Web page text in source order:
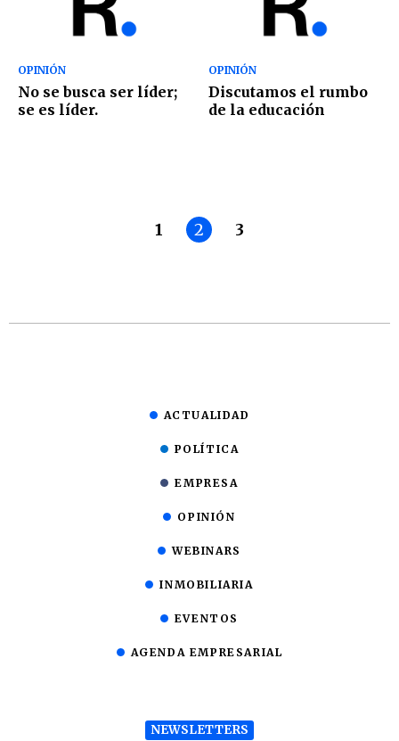
OPINIÓN
No se busca ser líder;
se es líder.
OPINIÓN
Discutamos el rumbo
de la educación
1 2 3
ACTUALIDAD
POLÍTICA
EMPRESA
OPINIÓN
WEBINARS
INMOBILIARIA
EVENTOS
AGENDA EMPRESARIAL
NEWSLETTERS